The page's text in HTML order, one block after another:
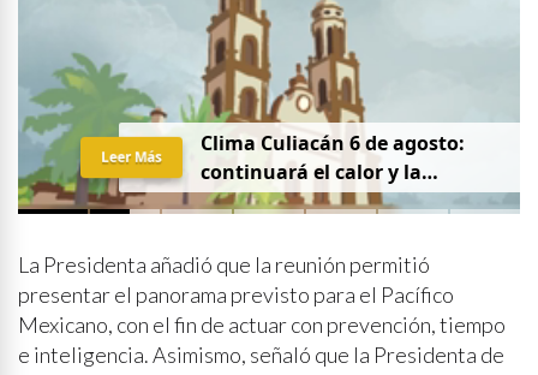
Clima Culiacán 6 de agosto:
continuará el calor y la
probabilidad de lluvia
Leer Más
La Presidenta añadió que la reunión permitió
presentar el panorama previsto para el Pacífico
Mexicano, con el fin de actuar con prevención, tiempo
e inteligencia. Asimismo, señaló que la Presidenta de